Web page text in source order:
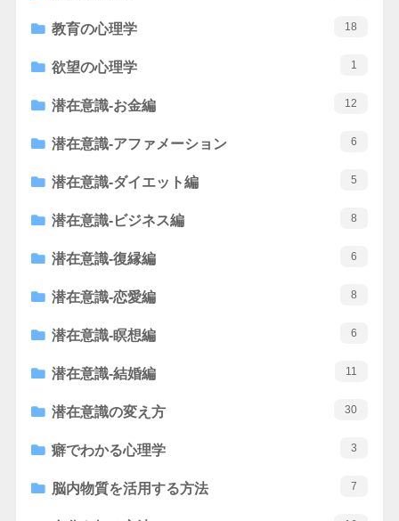
教育の心理学 18
欲望の心理学 1
潜在意識-お金編 12
潜在意識-アファメーション 6
潜在意識-ダイエット編 5
潜在意識-ビジネス編 8
潜在意識-復縁編 6
潜在意識-恋愛編 8
潜在意識-瞑想編 6
潜在意識-結婚編 11
潜在意識の変え方 30
癖でわかる心理学 3
脳内物質を活用する方法 7